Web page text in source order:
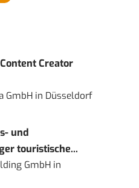
Creator
GmbH in Düsseldorf
und
touristische...
GmbH in